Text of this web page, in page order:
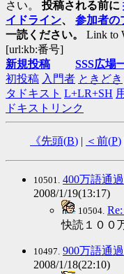
さい。 投稿される前に
イドライン、 参加者の
一読ください。
Link to
[url:kb:番号]
新規投稿
SSS広場
初投稿 入門者 ときどき
タドキスト L+LR+SH
ドキストリンク
《先頭(B) | ＜前(P)
10501. 400万語通
2008/1/19(13:17)
10504.
快読１００
10497. 900万語通
2008/1/18(22:10)